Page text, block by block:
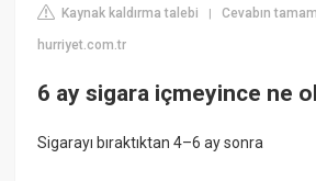
Kaynak kaldırma talebi |Cevabın
hurriyet.com.tr
6 ay sigara içmeyince ne
Sigarayı bıraktıktan 4–6 ay sonra